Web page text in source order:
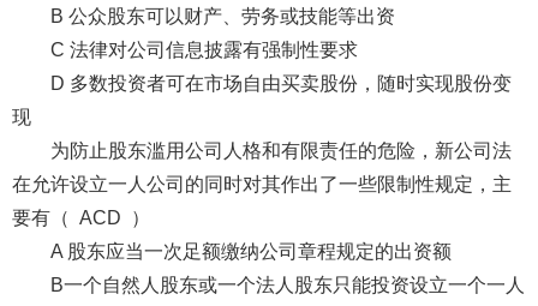
B 公众股东可以财产、劳务或技能等出资
C 法律对公司信息披露有强制性要求
D 多数投资者可在市场自由买卖股份，随时实现股份变
现
为防止股东滥用公司人格和有限责任的危险，新公司法
在允许设立一人公司的同时对其作出了一些限制性规定，主
要有（ ACD ）
A 股东应当一次足额缴纳公司章程规定的出资额
B一个自然人股东或一个法人股东只能投资设立一个一人